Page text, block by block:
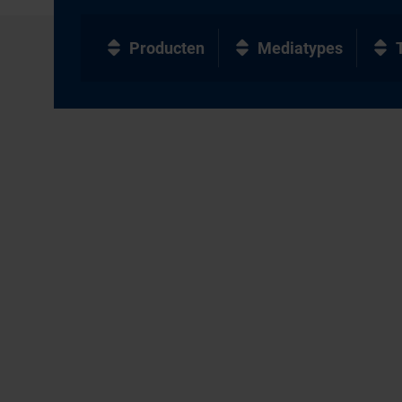
Producten Mediatypes